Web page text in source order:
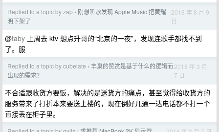
Replied to a topic by zap › 刚想听歌发现 Apple Music 把黄耀
明下架了
2018 年 8 月 9
日
@taby 上周去 ktv 想点升哥的“北京的一夜”，发现连歌手都找不到
了。服
Replied to a topic by cubelate › 丰巢的赞赏是基于什么的逻辑而
出现的需求？
2018 年 3 月
7 日
不合适跟收货方要饭，解决的是送货方的痛点，甚至觉得给收货方的
服务带来了打折本来要送上楼的，现在倒好几通一达电话都不打一个
直接丢在柜子里。